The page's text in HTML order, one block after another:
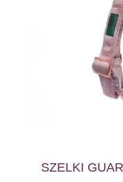
SZELKI